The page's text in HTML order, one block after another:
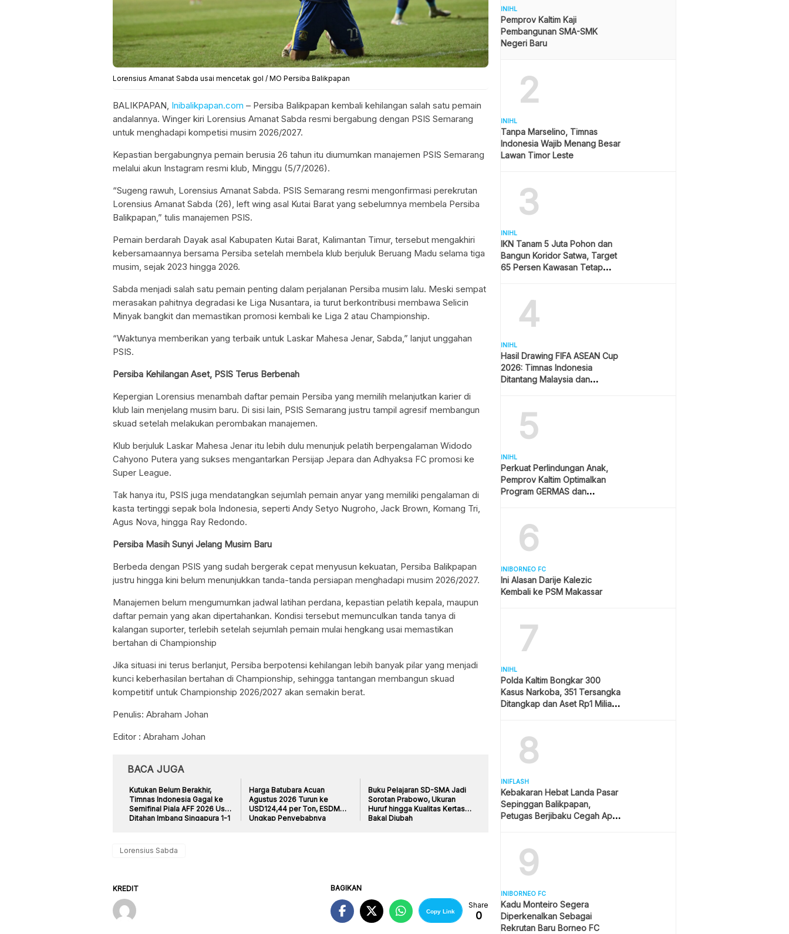
Lorensius Amanat Sabda usai mencetak gol / MO Persiba Balikpapan
BALIKPAPAN, Inibalikpapan.com – Persiba Balikpapan kembali kehilangan salah satu pemain
andalannya. Winger kiri Lorensius Amanat Sabda resmi bergabung dengan PSIS Semarang
untuk menghadapi kompetisi musim 2026/2027.
Kepastian bergabungnya pemain berusia 26 tahun itu diumumkan manajemen PSIS Semarang
melalui akun Instagram resmi klub, Minggu (5/7/2026).
“Sugeng rawuh, Lorensius Amanat Sabda. PSIS Semarang resmi mengonfirmasi perekrutan
Lorensius Amanat Sabda (26), left wing asal Kutai Barat yang sebelumnya membela Persiba
Balikpapan,” tulis manajemen PSIS.
Pemain berdarah Dayak asal Kabupaten Kutai Barat, Kalimantan Timur, tersebut mengakhiri
kebersamaannya bersama Persiba setelah membela klub berjuluk Beruang Madu selama tiga
musim, sejak 2023 hingga 2026.
Sabda menjadi salah satu pemain penting dalam perjalanan Persiba musim lalu. Meski sempat
merasakan pahitnya degradasi ke Liga Nusantara, ia turut berkontribusi membawa Selicin
Minyak bangkit dan memastikan promosi kembali ke Liga 2 atau Championship.
“Waktunya memberikan yang terbaik untuk Laskar Mahesa Jenar, Sabda,” lanjut unggahan
PSIS.
Persiba Kehilangan Aset, PSIS Terus Berbenah
Kepergian Lorensius menambah daftar pemain Persiba yang memilih melanjutkan karier di
klub lain menjelang musim baru. Di sisi lain, PSIS Semarang justru tampil agresif membangun
skuad setelah melakukan perombakan manajemen.
Klub berjuluk Laskar Mahesa Jenar itu lebih dulu menunjuk pelatih berpengalaman Widodo
Cahyono Putera yang sukses mengantarkan Persijap Jepara dan Adhyaksa FC promosi ke
Super League.
Tak hanya itu, PSIS juga mendatangkan sejumlah pemain anyar yang memiliki pengalaman di
kasta tertinggi sepak bola Indonesia, seperti Andy Setyo Nugroho, Jack Brown, Komang Tri,
Agus Nova, hingga Ray Redondo.
Persiba Masih Sunyi Jelang Musim Baru
Berbeda dengan PSIS yang sudah bergerak cepat menyusun kekuatan, Persiba Balikpapan
justru hingga kini belum menunjukkan tanda-tanda persiapan menghadapi musim 2026/2027.
Manajemen belum mengumumkan jadwal latihan perdana, kepastian pelatih kepala, maupun
daftar pemain yang akan dipertahankan. Kondisi tersebut memunculkan tanda tanya di
kalangan suporter, terlebih setelah sejumlah pemain mulai hengkang usai memastikan
bertahan di Championship
Jika situasi ini terus berlanjut, Persiba berpotensi kehilangan lebih banyak pilar yang menjadi
kunci keberhasilan bertahan di Championship, sehingga tantangan membangun skuad
kompetitif untuk Championship 2026/2027 akan semakin berat.
Penulis: Abraham Johan
Editor : Abraham Johan
BACA JUGA
Kutukan Belum Berakhir,
Timnas Indonesia Gagal ke
Semifinal Piala AFF 2026 Usai
Ditahan Imbang Singapura 1-1
Harga Batubara Acuan
Agustus 2026 Turun ke
USD124,44 per Ton, ESDM
Ungkap Penyebabnya
Buku Pelajaran SD-SMA Jadi
Sorotan Prabowo, Ukuran
Huruf hingga Kualitas Kertas
Bakal Diubah
Lorensius Sabda
KREDIT BAGIKAN
Copy Link
Share
0
INIHL
Pemprov Kaltim Kaji
Pembangunan SMA-SMK
Negeri Baru
2
INIHL
Tanpa Marselino, Timnas
Indonesia Wajib Menang Besar
Lawan Timor Leste
3
INIHL
IKN Tanam 5 Juta Pohon dan
Bangun Koridor Satwa, Target
65 Persen Kawasan Tetap
4
INIHL
Hasil Drawing FIFA ASEAN Cup
2026: Timnas Indonesia
Ditantang Malaysia dan
5
INIHL
Perkuat Perlindungan Anak,
Pemprov Kaltim Optimalkan
Program GERMAS dan
6
INIBORNEO FC
Ini Alasan Darije Kalezic
Kembali ke PSM Makassar
7
INIHL
Polda Kaltim Bongkar 300
Kasus Narkoba, 351 Tersangka
Ditangkap dan Aset Rp1 Miliar
8
INIFLASH
Kebakaran Hebat Landa Pasar
Sepinggan Balikpapan,
Petugas Berjibaku Cegah Api
9
INIBORNEO FC
Kadu Monteiro Segera
Diperkenalkan Sebagai
Rekrutan Baru Borneo FC